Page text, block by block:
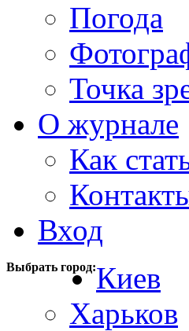
Погода
Точка
О журнале
Как
Вход
Выбрать город:Киев
Харьков